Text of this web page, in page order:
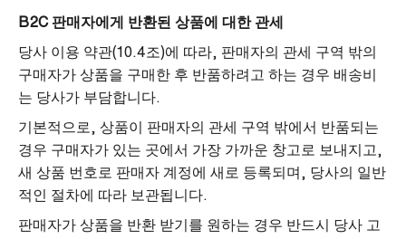
B2C 판매자에게 반환된 상품에 대한 관세
당사 이용 약관(10.4조)에 따라, 판매자의 관세 구역 밖의
구매자가 상품을 구매한 후 반품하려고 하는 경우 배송비
는 당사가 부담합니다.
기본적으로, 상품이 판매자의 관세 구역 밖에서 반품되는
경우 구매자가 있는 곳에서 가장 가까운 창고로 보내지고,
새 상품 번호로 판매자 계정에 새로 등록되며, 당사의 일반
적인 절차에 따라 보관됩니다.
판매자가 상품을 반환 받기를 원하는 경우 반드시 당사 고